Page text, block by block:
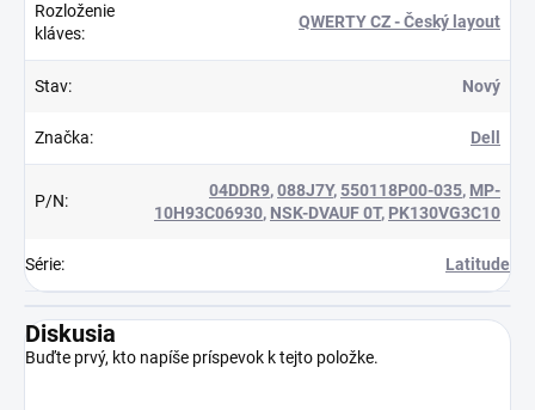
Rozloženie
kláves:
QWERTY CZ - Český layout
Stav: Nový
Značka: Dell
P/N:
04DDR9,088J7Y,550118P00-035, MP-
10H93C06930, NSK-DVAUF 0T, PK130VG3C10
Série: Latitude
Diskusia
Buďte prvý, kto napíše príspevok k tejto položke.